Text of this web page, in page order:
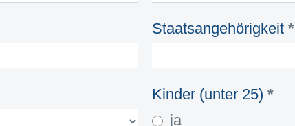
Staatsangehörigkeit*
Kinder (unter 25)*
ja